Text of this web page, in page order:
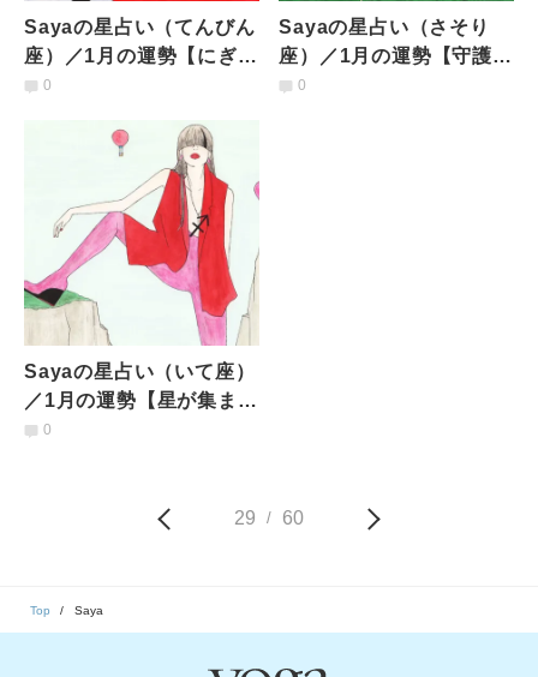
Sayaの星占い（てんびん
座）／1月の運勢【にぎや
かな年末年始のあとは、
0
Sayaの星占い（さそり
座）／1月の運勢【守護星
が星座を変わる今月。変
0
Sayaの星占い（いて座）
／1月の運勢【星が集まる
お正月はハッピー感。年
0
29 / 60
Top Saya